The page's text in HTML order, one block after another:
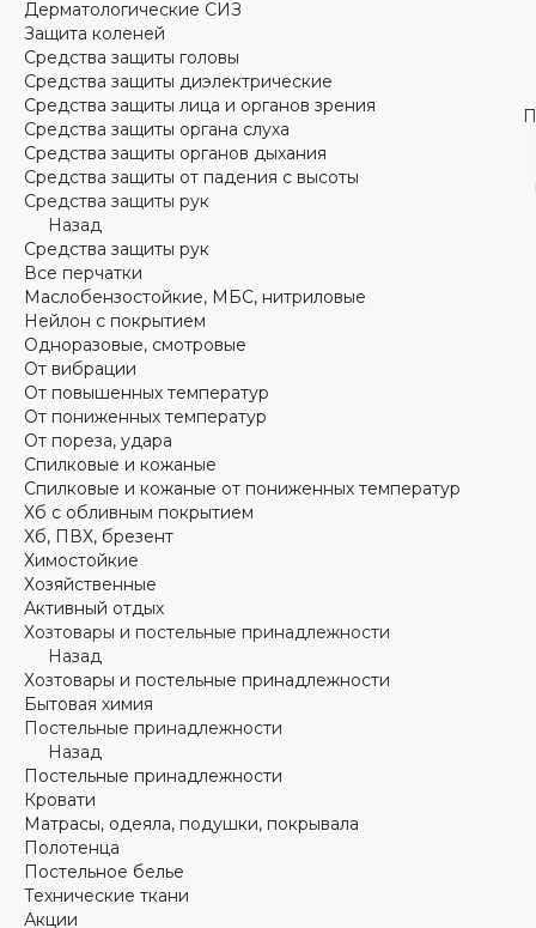
Дерматологические СИЗ
Защита коленей
Средства защиты головы
Средства защиты диэлектрические
Средства защиты лица и органов зрения
Средства защиты органа слуха
Средства защиты органов дыхания
Средства защиты от падения с высоты
Средства защиты рук
Назад
Средства защиты рук
Все перчатки
Маслобензостойкие, МБС, нитриловые
Нейлон с покрытием
Одноразовые, смотровые
От вибрации
От повышенных температур
От пониженных температур
От пореза, удара
Спилковые и кожаные
Спилковые и кожаные от пониженных температур
Хб с обливным покрытием
Хб, ПВХ, брезент
Химостойкие
Хозяйственные
Активный отдых
Хозтовары и постельные принадлежности
Назад
Хозтовары и постельные принадлежности
Бытовая химия
Постельные принадлежности
Назад
Постельные принадлежности
Кровати
Матрасы, одеяла, подушки, покрывала
Полотенца
Постельное белье
Технические ткани
Акции